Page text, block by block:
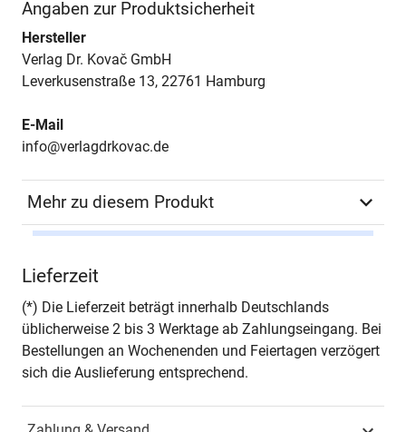
Angaben zur Produktsicherheit
Hersteller
Verlag Dr. Kovač GmbH
Leverkusenstraße 13, 22761 Hamburg
E-Mail
info@verlagdrkovac.de
Mehr zu diesem Produkt
Seiten 276
Jahr Hamburg 1998
Lieferzeit
(*) Die Lieferzeit beträgt innerhalb Deutschlands
üblicherweise 2 bis 3 Werktage ab Zahlungseingang. Bei
Bestellungen an Wochenenden und Feiertagen verzögert
sich die Auslieferung entsprechend.